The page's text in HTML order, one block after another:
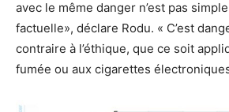
avec le même danger n’est pas
factuelle», déclare Rodu. « C’est
contraire à l’éthique, que ce soit
fumée ou aux cigarettes